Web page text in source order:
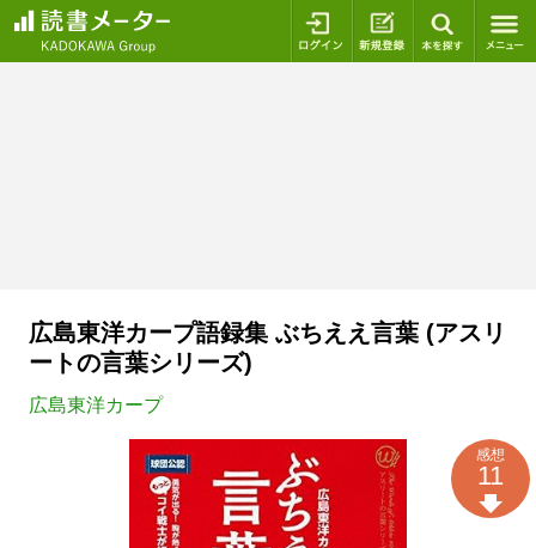
ログイン 新規登録
広島東洋カープ語録集 ぶちええ言葉 (アスリ
ートの言葉シリーズ)
広島東洋カープ
感想
11